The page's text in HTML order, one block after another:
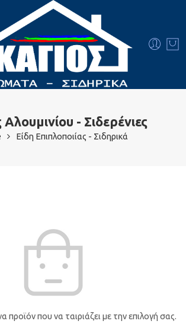
Αλουμινίου - Σιδερένιες
Είδη Επιπλοποιίας - Σιδηρικά
προϊόν που να ταιριάζει με την επιλογή σας.